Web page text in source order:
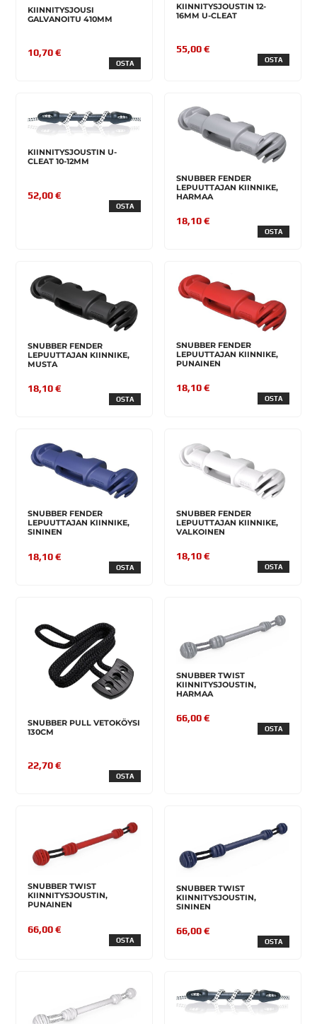
KIINNITYSJOUSI
GALVANOITU 410MM
10,70 €
OSTA
KIINNITYSJOUSTIN 12-
16MM U-CLEAT
55,00 €
OSTA
KIINNITYSJOUSTIN U-
CLEAT 10-12MM
52,00 €
OSTA
SNUBBER FENDER
LEPUUTTAJAN KIINNIKE,
HARMAA
18,10 €
OSTA
SNUBBER FENDER
LEPUUTTAJAN KIINNIKE,
MUSTA
18,10 €
OSTA
SNUBBER FENDER
LEPUUTTAJAN KIINNIKE,
PUNAINEN
18,10 €
OSTA
SNUBBER FENDER
LEPUUTTAJAN KIINNIKE,
SININEN
18,10 €
OSTA
SNUBBER FENDER
LEPUUTTAJAN KIINNIKE,
VALKOINEN
18,10 €
OSTA
SNUBBER PULL VETOKÖYSI
130CM
22,70 €
OSTA
SNUBBER TWIST
KIINNITYSJOUSTIN,
HARMAA
66,00 €
OSTA
SNUBBER TWIST
KIINNITYSJOUSTIN,
PUNAINEN
66,00 €
OSTA
SNUBBER TWIST
KIINNITYSJOUSTIN,
SININEN
66,00 €
OSTA